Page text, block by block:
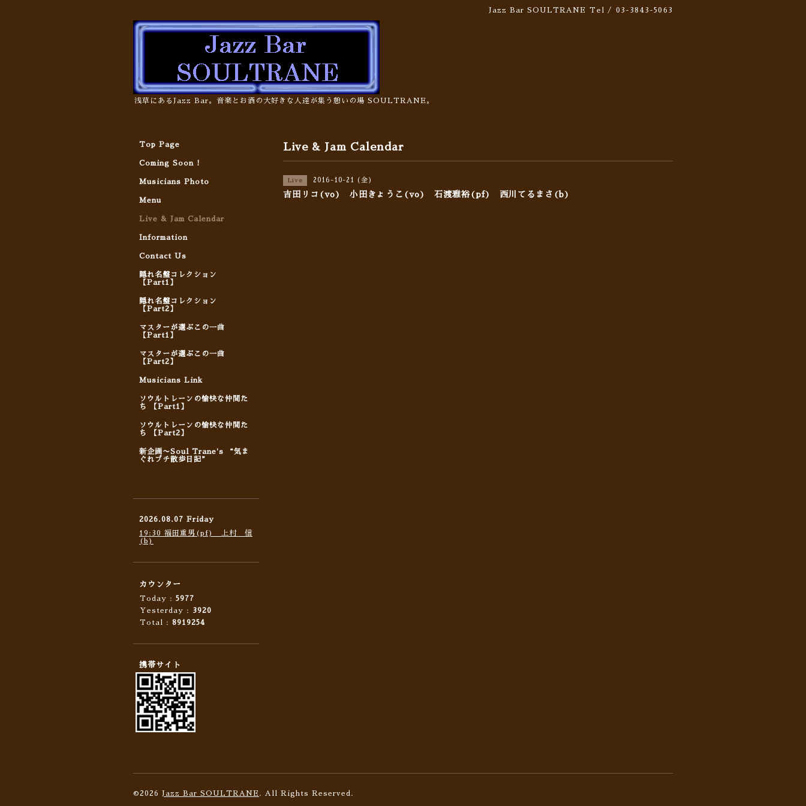
Jazz Bar SOULTRANE Tel / 03-3843-5063
浅草にあるJazz Bar。音楽とお酒の大好きな人達が集う憩いの場 SOULTRANE。
Live & Jam Calendar
Live 2016-10-21 (金)
吉田リコ(vo) 小田きょうこ(vo) 石渡雅裕(pf) 西川てるまさ(b)
Top Page
Coming Soon !
Musicians Photo
Menu
Live & Jam Calendar
Information
Contact Us
隠れ名盤コレクション
【Part1】
隠れ名盤コレクション
【Part2】
マスターが選ぶこの一曲
【Part1】
マスターが選ぶこの一曲
【Part2】
Musicians Link
ソウルトレーンの愉快な仲間た
ち 【Part1】
ソウルトレーンの愉快な仲間た
ち 【Part2】
新企画〜Soul Trane's “気ま
ぐれプチ散歩日記”
2026.08.07 Friday
19:30 福田重男(pf) 上村 信
(b)
カウンター
Today : 5977
Yesterday : 3920
Total : 8919254
携帯サイト
©2026 Jazz Bar SOULTRANE . All Rights Reserved.